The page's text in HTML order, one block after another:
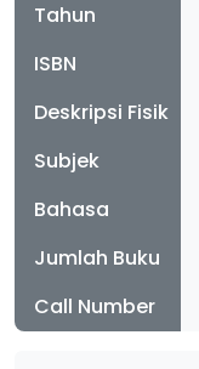
Tahun
ISBN
Deskripsi Fisik
Subjek
Bahasa
Jumlah Buku
Call Number